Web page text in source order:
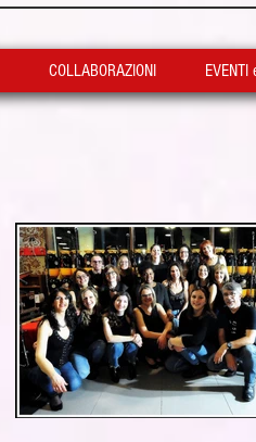
COLLABORAZIONI EVENTI